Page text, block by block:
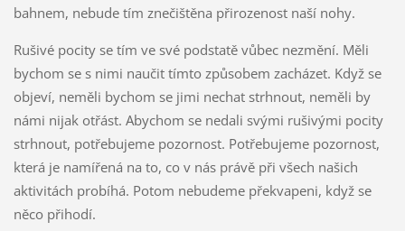
bahnem, nebude tím znečištěna přirozenost naší nohy.
Rušivé pocity se tím ve své podstatě vůbec nezmění. Měli
bychom se s nimi naučit tímto způsobem zacházet. Když se
objeví, neměli bychom se jimi nechat strhnout, neměli by
námi nijak otřást. Abychom se nedali svými rušivými pocity
strhnout, potřebujeme pozornost. Potřebujeme pozornost,
která je namířená na to, co v nás právě při všech našich
aktivitách probíhá. Potom nebudeme překvapeni, když se
něco přihodí.